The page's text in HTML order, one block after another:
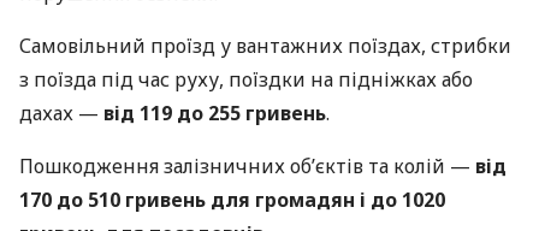
Самовільний проїзд у вантажних поїздах, стрибки
з поїзда під час руху, поїздки на підніжках або
дахах — від 119 до 255 гривень.
Пошкодження залізничних об’єктів та колій — від
170 до 510 гривень для громадян і до 1020